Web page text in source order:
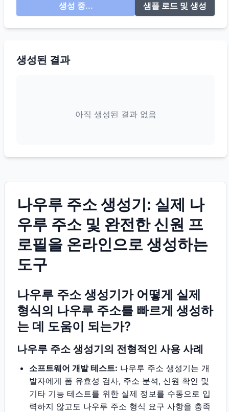
생성 중... 샘플 로드 및 생성
생성된 결과
아직 생성된 결과 없음
나우루 주소 생성기: 실제 나
우루 주소 및 완전한 신원 프
로필을 온라인으로 생성하는
도구
나우루 주소 생성기가 어떻게 실제
형식의 나우루 주소를 빠르게 생성하
는 데 도움이 되는가?
나우루 주소 생성기의 전형적인 사용 사례
소프트웨어 개발 테스트: 나우루 주소 생성기는 개
발자에게 폼 유효성 검사, 주소 분석, 신원 확인 및
기타 기능 테스트를 위한 실제 정보를 수동으로 입
력하지 않고도 나우루 주소 형식 요구 사항을 충족